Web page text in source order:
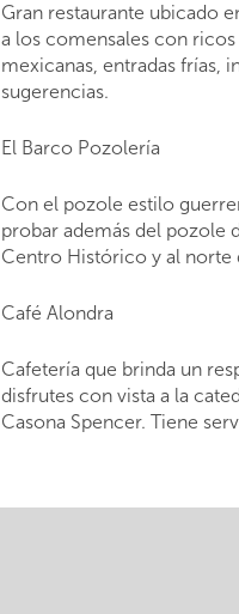
Gran restaurante ubicado
a los comensales con
mexicanas, entradas frías,
sugerencias.
El Barco Pozolería
Con el pozole estilo
probar además del pozole
Centro Histórico y al norte
Café Alondra
Cafetería que brinda un
disfrutes con vista a la
Casona Spencer. Tiene